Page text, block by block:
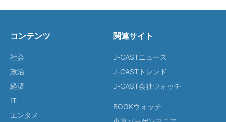
コンテンツ
社会
政治
経済
IT
エンタメ
関連サイト
J-CASTニュース
J-CASTトレンド
J-CAST会社ウォッチ
BOOKウォッチ